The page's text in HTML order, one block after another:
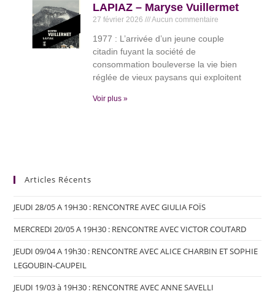
LAPIAZ – Maryse Vuillermet
27 février 2026 Aucun commentaire
1977 : L’arrivée d’un jeune couple
citadin fuyant la société de
consommation bouleverse la vie bien
réglée de vieux paysans qui exploitent
Voir plus »
Articles Récents
JEUDI 28/05 A 19H30 : RENCONTRE AVEC GIULIA FOÏS
MERCREDI 20/05 A 19H30 : RENCONTRE AVEC VICTOR COUTARD
JEUDI 09/04 A 19h30 : RENCONTRE AVEC ALICE CHARBIN ET SOPHIE
LEGOUBIN-CAUPEIL
JEUDI 19/03 à 19H30 : RENCONTRE AVEC ANNE SAVELLI